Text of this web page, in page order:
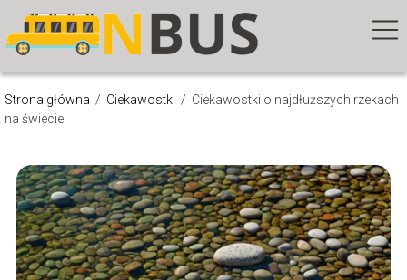
Strona główna / Ciekawostki / Ciekawostki o najdłuższych rzekach
na świecie